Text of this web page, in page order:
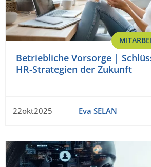
Betriebliche Vorsorge |
HR-Strategien der Zukunft
22okt2025 Eva SELAN